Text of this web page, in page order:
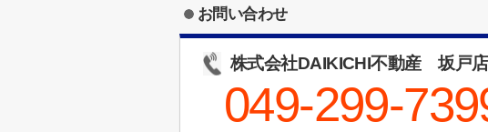
お問い合わせ
株式会社DAIKICHI不動産 坂戸店
049-299-